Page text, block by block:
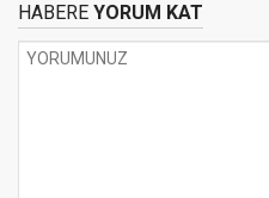
HABERE YORUM KAT